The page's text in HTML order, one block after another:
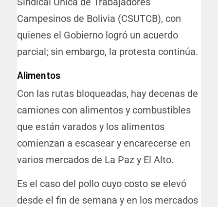
Campesinos de Bolivia (CSUTCB), con
quienes el Gobierno logró un acuerdo
parcial; sin embargo, la protesta continúa.
Alimentos
Con las rutas bloqueadas, hay decenas de
camiones con alimentos y combustibles
que están varados y los alimentos
comienzan a escasear y encarecerse en
varios mercados de La Paz y El Alto.
Es el caso del pollo cuyo costo se elevó
desde el fin de semana y en los mercados